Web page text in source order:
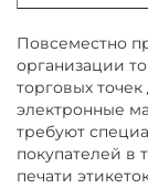
Повсеместно
организации
торговых
электронные
требуют
покупателей в
печати